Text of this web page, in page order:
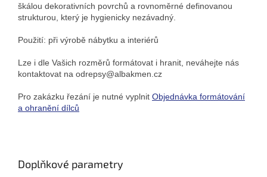
škálou dekorativních povrchů a rovnoměrné definovanou
strukturou, který je hygienicky nezávadný.
Použití: při výrobě nábytku a interiérů
Lze i dle Vašich rozměrů formátovat i hranit, neváhejte nás
kontaktovat na odrepsy@albakmen.cz
Pro zakázku řezání je nutné vyplnit Objednávka formátování
a ohranění dílců
Doplňkové parametry